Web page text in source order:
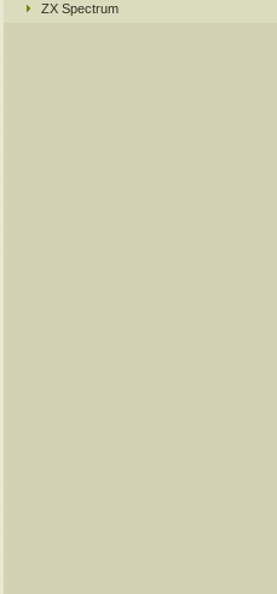
ZX Spectrum